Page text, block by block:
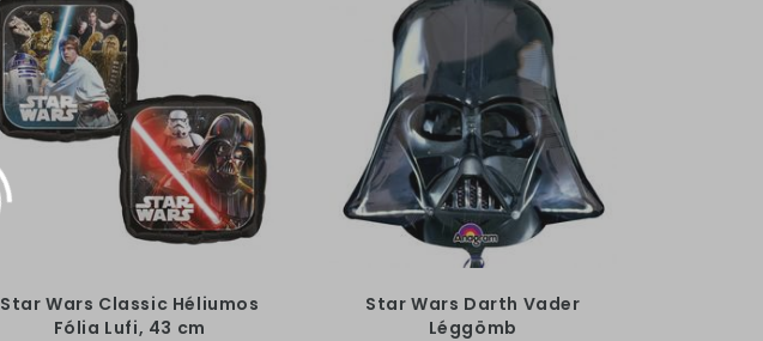
Star Wars Classic Héliumos
Fólia Lufi, 43 cm
Star Wars Darth Vader
Léggömb